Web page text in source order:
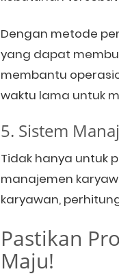
Dengan metode
yang dapat
membantu
waktu lama untuk
5. Sistem
Tidak hanya untuk
manajemen
karyawan,
Pastikan
Maju!